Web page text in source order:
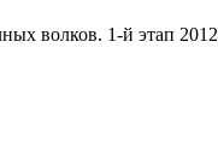
волков. 1-й этап 2012